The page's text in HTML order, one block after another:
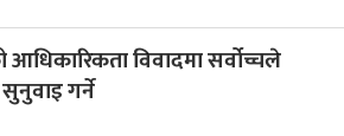
आधिकारिकता विवादमा सर्वोच्चले
गर्ने